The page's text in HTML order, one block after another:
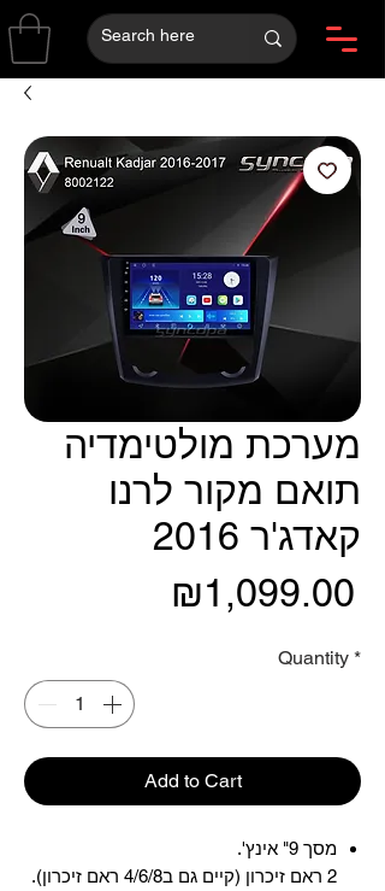
מערכת מולטימדיה
תואם מקור לרנו
קאדג'ר 2016
₪1,099.00
Quantity *
Add to Cart
מסך 9" אינץ'.
2 ראם זיכרון (קיים גם ב4/6/8 ראם זיכרון).